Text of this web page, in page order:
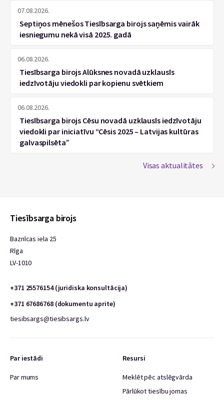
07.08.2026.
Septiņos mēnešos Tiesībsarga birojs saņēmis vairāk
iesniegumu nekā visā 2025. gadā
06.08.2026.
Tiesībsarga birojs Alūksnes novadā uzklausīs
iedzīvotāju viedokli par kopienu svētkiem
06.08.2026.
Tiesībsarga birojs Cēsu novadā uzklausīs iedzīvotāju
viedokli par iniciatīvu “Cēsis 2025 – Latvijas kultūras
galvaspilsēta”
Visas aktualitātes
Tiesībsarga birojs
Baznīcas iela 25
Rīga
LV-1010
+371 25576154 (juridiska konsultācija)
+371 67686768 (dokumentu aprite)
tiesibsargs@tiesibsargs.lv
Par iestādi
Par mums
Resursi
Meklēt pēc atslēgvārda
Pārlūkot tiesību jomas